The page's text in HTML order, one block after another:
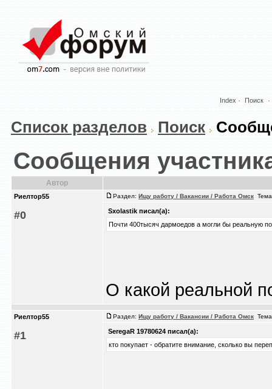
Index Поиск
Список разделов Поиск
Сообщения
Автор
Риелтор55
#0
Раздел: Ищу работу / Вакансии / Работа Омск
Sxolastik писал(а):
Почти 400тысяч дармоедов а могли бы реальную
О какой реальной
Риелтор55
#1
Раздел: Ищу работу / Вакансии / Работа Омск
SeregaR 19780624 писал(а):
кто покупает - обратите внимание, сколько вы